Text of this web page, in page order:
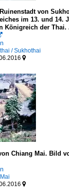
von
im 13. und 14.
Königreich der Thai.
/ Sukhothai

Chiang Mai. Bild
